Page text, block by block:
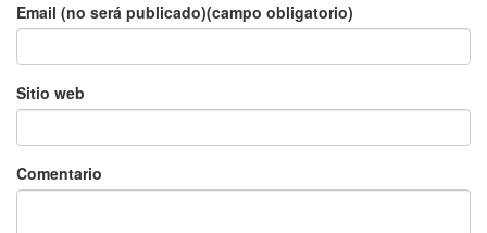
Email (no será publicado)(campo obligatorio)
Sitio web
Comentario